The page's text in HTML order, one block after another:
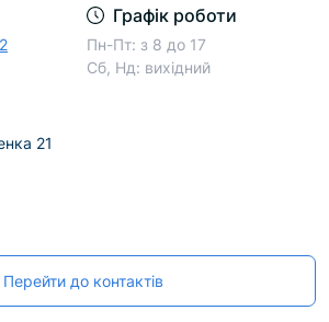
Графік роботи
Пн-Пт: з 8 до 17
Сб, Нд: вихідний
21
Перейти до контактів